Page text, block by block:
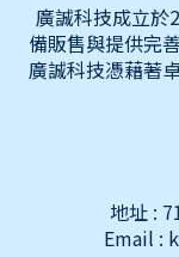
廣誠科技成立於
備販售與提供完
廣誠科技憑藉著
地址 :
Email :